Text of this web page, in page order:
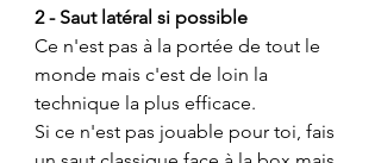
2 - Saut latéral si possible
Ce n'est pas à la portée de tout le
monde mais c'est de loin la
technique la plus efficace.
Si ce n'est pas jouable pour toi, fais